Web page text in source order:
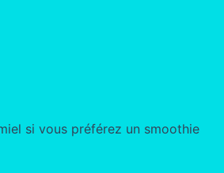
si vous préférez un smoothie